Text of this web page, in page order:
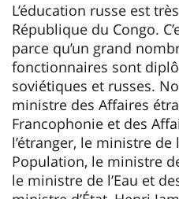
L’éducation russe est
République du Congo.
parce qu’un grand
fonctionnaires sont
soviétiques et russes.
ministre des Affaires
Francophonie et des
l’étranger, le ministre de
Population, le ministre
le ministre de l’Eau et